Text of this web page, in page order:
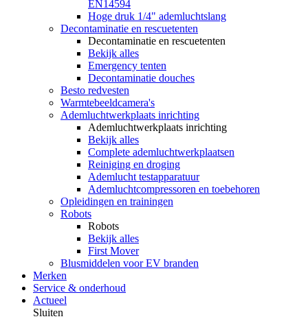
EN14594
Hoge druk 1/4" ademluchtslang
Decontaminatie en rescuetenten
Decontaminatie en rescuetenten
Bekijk alles
Emergency tenten
Decontaminatie douches
Besto redvesten
Warmtebeeldcamera's
Ademluchtwerkplaats inrichting
Ademluchtwerkplaats inrichting
Bekijk alles
Complete ademluchtwerkplaatsen
Reiniging en droging
Ademlucht testapparatuur
Ademluchtcompressoren en toebehoren
Opleidingen en trainingen
Robots
Robots
Bekijk alles
First Mover
Blusmiddelen voor EV branden
Merken
Service & onderhoud
Actueel
Sluiten